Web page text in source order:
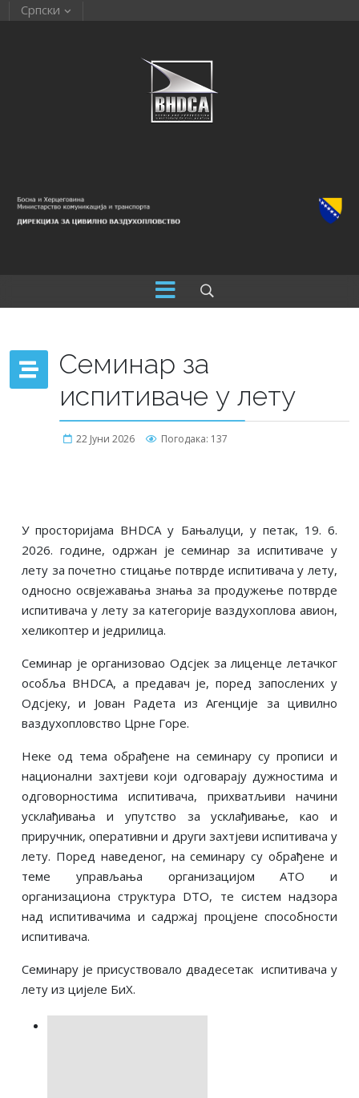
Српски
Семинар за
испитиваче у лету
22 Јуни 2026 Погодака: 137
У просторијама BHDCA у Бањалуци, у петак, 19. 6.
2026. године, одржан је семинар заиспитиваче у
лету за почетно стицање потврде испитивача у лету,
односно освјежавања знања за продужење потврде
испитивача у лету за категорије ваздухоплова авион,
хеликоптер и једрилица.
Семинар је организовао Одсјек за лиценце летачког
особља BHDCA, а предавач је, поред запослених у
Одсјеку, и
Јован Радета из Агенције за цивилно
ваздухопловство Црне Горе.
Неке од тема обрађене на семинару су прописи и
национални захтјеви који одговарају дужностима и
одговорностима испитивача, прихватљиви начини
усклађивања и упутство за усклађивање, као и
приручник, оперативнии други захтјеви испитивача у
лету. Поред наведеног, на семинару су обрађене и
теме управљања организацијом ATO и
организациона структура DTO, те систем надзора
над испитивачима и садржај процјене способности
испитивача.
Семинару је присуствовало двадесетак испитивача у
лету из цијеле БиХ.